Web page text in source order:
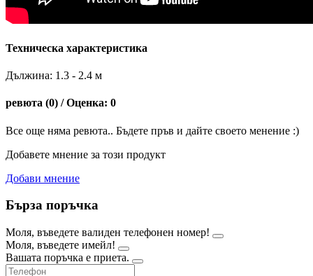
Техническа характеристика
Дължина: 1.3 - 2.4 м
ревюта (0) / Оценка: 0
Все още няма ревюта.. Бъдете пръв и дайте своето менение :)
Добавете мнение за този продукт
Добави мнение
Бърза поръчка
Моля, въведете валиден телефонен номер!
Моля, въведете имейл!
Вашата поръчка е приета.